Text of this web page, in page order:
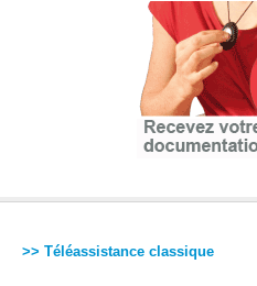
>> Téléassistance classique